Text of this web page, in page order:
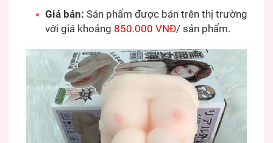
Giá bán: Sản phẩm được bán trên thị trường
với giá khoảng 850.000 VNĐ/ sản phẩm.